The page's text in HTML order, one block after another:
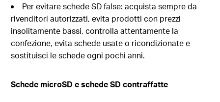
Per evitare schede SD false: acquista sempre da
rivenditori autorizzati, evita prodotti con prezzi
insolitamente bassi, controlla attentamente la
confezione, evita schede usate o ricondizionate e
sostituisci le schede ogni pochi anni.
Schede microSD e schede SD contraffatte